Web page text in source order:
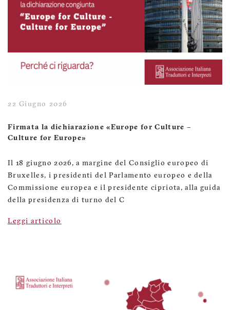
22 Giugno 2026
Firmata la dichiarazione «Europe for Culture –
Culture for Europe»
Il 18 giugno 2026, a margine del Consiglio europeo di
Bruxelles, i presidenti del Parlamento europeo e della
Commissione europea e il presidente cipriota, alla guida
della presidenza di turno del C
Leggi articolo